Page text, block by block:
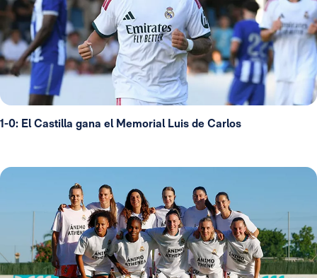
1-0: El Castilla gana el Memorial Luis de Carlos